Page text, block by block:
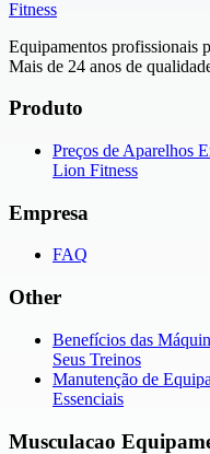
Fitness
Equipamentos profissionais
Mais de 24 anos de
Produto
Preços de Aparelhos
Lion Fitness
Empresa
FAQ
Other
Benefícios das
Seus Treinos
Manutenção de
Essenciais
Musculacao